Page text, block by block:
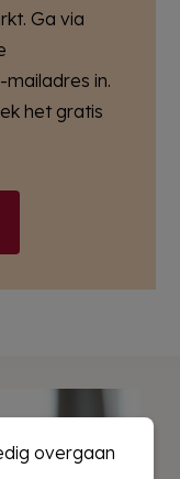
Ga via
in.
het gratis
overgaan